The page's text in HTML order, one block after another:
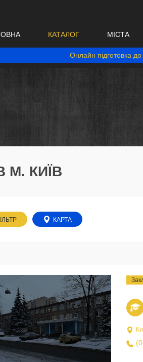
КАТАЛОГ МІСТА
Онлайн підготовка
М. КИЇВ
КАРТА